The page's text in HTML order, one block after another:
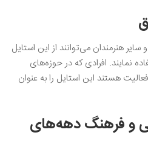
هنرمندان می‌توانند از این استایل
نمایند. افرادی که در حوزه‌های
هستند این استایل را به عنوان
و فرهنگ‌ دهه‌های